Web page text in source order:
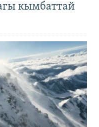
кымбаттай